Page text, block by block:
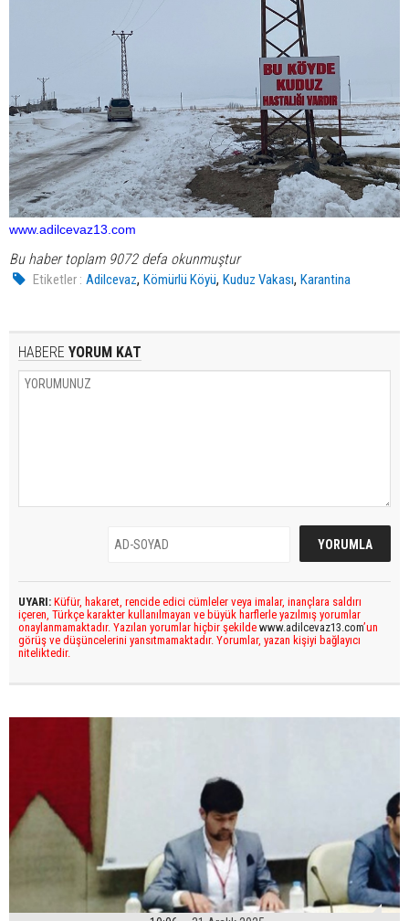
www.adilcevaz13.com
Bu haber toplam 9072 defa okunmuştur
Etiketler : Adilcevaz,Kömürlü Köyü,Kuduz Vakası,Karantina
HABERE YORUM KAT
UYARI: Küfür, hakaret, rencide edici cümleler veya imalar, inançlara saldırı
içeren, Türkçe karakter kullanılmayan ve büyük harflerle yazılmış yorumlar
onaylanmamaktadır. Yazılan yorumlar hiçbir şekilde www.adilcevaz13.com’un
görüş ve düşüncelerini yansıtmamaktadır. Yorumlar, yazan kişiyi bağlayıcı
niteliktedir.